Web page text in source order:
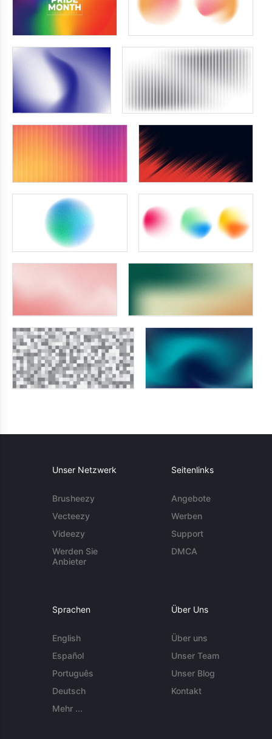
Unser Netzwerk
Brusheezy
Vecteezy
Videezy
Werden Sie
Anbieter
Seitenlinks
Angebote
Werben
Support
DMCA
Sprachen
English
Español
Português
Deutsch
Mehr ...
Über Uns
Über uns
Unser Team
Unser Blog
Kontakt